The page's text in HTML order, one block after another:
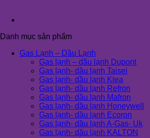
Danh mục sản phẩm
Gas Lạnh – Dầu Lạnh
Gas lạnh – dầu lạnh Dupont
Gas lạnh- dầu lạnh Taisei
Gas lạnh- dầu lạnh Klea
Gas lạnh- dầu lạnh Refron
Gas lạnh- dầu lạnh Mafron
Gas lạnh- dầu lạnh Honeywell
Gas lạnh- dầu lạnh Ecoron
Gas lạnh- dầu lạnh A-Gas- Uk
Gas lạnh- dầu lạnh KALTON